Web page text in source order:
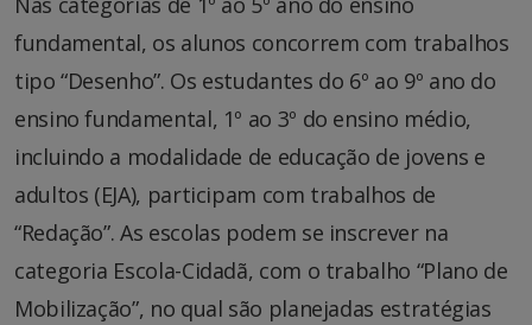
fundamental, os alunos concorrem com trabalhos
tipo “Desenho”. Os estudantes do 6º ao 9º ano do
ensino fundamental, 1º ao 3º do ensino médio,
incluindo a modalidade de educação de jovens e
adultos (EJA), participam com trabalhos de
“Redação”. As escolas podem se inscrever na
categoria Escola-Cidadã, com o trabalho “Plano de
Mobilização”, no qual são planejadas estratégias